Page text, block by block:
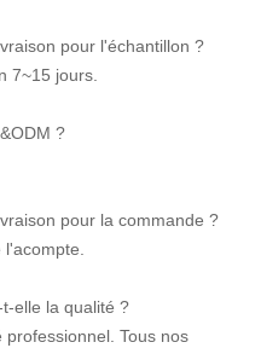
pour l'échantillon ?
7~15 jours.
?
pour la commande ?
elle la qualité ?
Tous nos